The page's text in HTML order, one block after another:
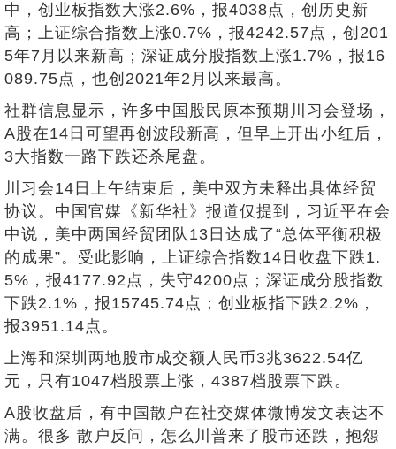
中，创业板指数大涨2.6%，报4038点，创历史新
高；上证综合指数上涨0.7%，报4242.57点，创201
5年7月以来新高；深证成分股指数上涨1.7%，报16
089.75点，也创2021年2月以来最高。
社群信息显示，许多中国股民原本预期川习会登场，
A股在14日可望再创波段新高，但早上开出小红后，
3大指数一路下跌还杀尾盘。
川习会14日上午结束后，美中双方未释出具体经贸
协议。中国官媒《新华社》报道仅提到，习近平在会
中说，美中两国经贸团队13日达成了“总体平衡积极
的成果”。受此影响，上证综合指数14日收盘下跌1.
5%，报4177.92点，失守4200点；深证成分股指数
下跌2.1%，报15745.74点；创业板指下跌2.2%，
报3951.14点。
上海和深圳两地股市成交额人民币3兆3622.54亿
元，只有1047档股票上涨，4387档股票下跌。
A股收盘后，有中国散户在社交媒体微博发文表达不
满。很多 散户反问，怎么川普来了股市还跌，抱怨